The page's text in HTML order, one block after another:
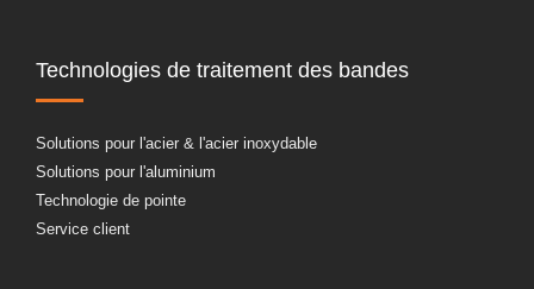
Technologies de traitement des bandes
Solutions pour l'acier & l'acier inoxydable
Solutions pour l'aluminium
Technologie de pointe
Service client